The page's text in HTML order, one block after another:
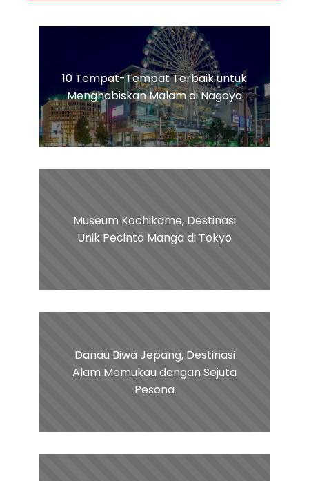
10 Tempat-Tempat Terbaik untuk
Menghabiskan Malam di Nagoya
Museum Kochikame, Destinasi
Unik Pecinta Manga di Tokyo
Danau Biwa Jepang, Destinasi
Alam Memukau dengan Sejuta
Pesona